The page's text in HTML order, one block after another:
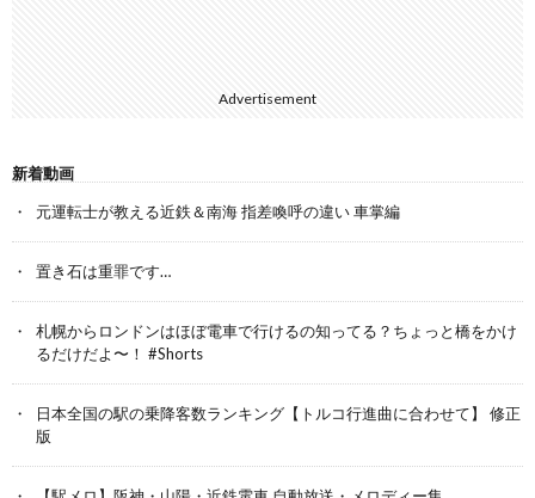
Advertisement
新着動画
元運転士が教える近鉄＆南海 指差喚呼の違い 車掌編
置き石は重罪です…
札幌からロンドンはほぼ電車で行けるの知ってる？ちょっと橋をかけ
るだけだよ〜！ #Shorts
日本全国の駅の乗降客数ランキング【トルコ行進曲に合わせて】 修正
版